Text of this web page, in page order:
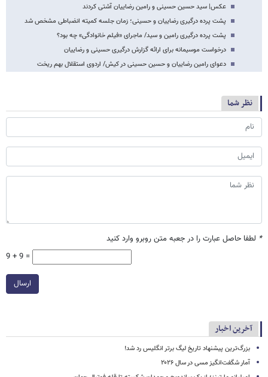
عکس| سید حسین حسینی و رامین رضاییان آشتی کردند
پشت پرده درگیری رضاییان و حسینی؛ زمان جلسه کمیته انضباطی مشخص شد
پشت پرده درگیری رامین و سید/ ماجرای «فیلم خانوادگی» چه بود؟
درخواست موسیمانه برای ارائه گزارش درگیری حسینی و رضاییان
دعوای رامین رضاییان و حسین حسینی در کیش/ اردوی استقلال بهم ریخت
نظر شما
* لطفا حاصل عبارت را در جعبه متن روبرو وارد کنید
9 + 9 =
ارسال
آخرین اخبار
بزرگ‌ترین پیشنهاد تاریخ لیگ برتر انگلیس رد شد!
آمار شگفت‌انگیز مسی در سال ۲۰۲۶